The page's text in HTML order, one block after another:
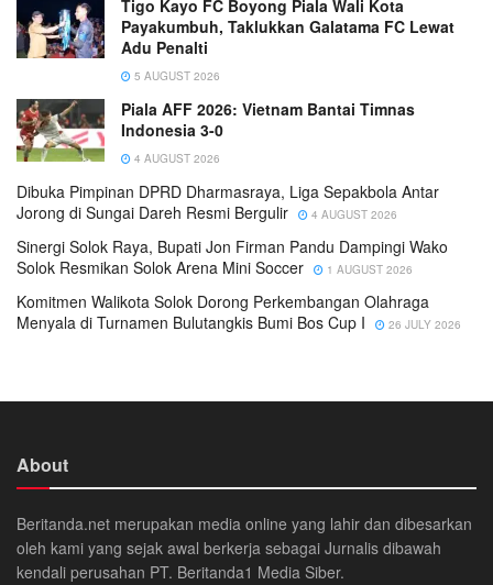
Tigo Kayo FC Boyong Piala Wali Kota
Payakumbuh, Taklukkan Galatama FC Lewat
Adu Penalti
5 AUGUST 2026
Piala AFF 2026: Vietnam Bantai Timnas
Indonesia 3-0
4 AUGUST 2026
Dibuka Pimpinan DPRD Dharmasraya, Liga Sepakbola Antar
Jorong di Sungai Dareh Resmi Bergulir
4 AUGUST 2026
Sinergi Solok Raya, Bupati Jon Firman Pandu Dampingi Wako
Solok Resmikan Solok Arena Mini Soccer
1 AUGUST 2026
Komitmen Walikota Solok Dorong Perkembangan Olahraga
Menyala di Turnamen Bulutangkis Bumi Bos Cup I
26 JULY 2026
About
Beritanda.net merupakan media online yang lahir dan dibesarkan
oleh kami yang sejak awal berkerja sebagai Jurnalis dibawah
kendali perusahan PT. Beritanda1 Media Siber.